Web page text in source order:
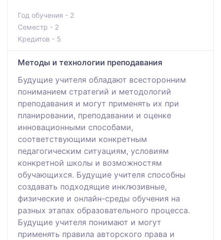
Год обучения - 2
Семестр - 2
Кредитов - 5
Методы и технологии преподавания
Будущие учителя обладают всесторонним
пониманием стратегий и методологий
преподавания и могут применять их при
планировании, преподавании и оценке
инновационными способами,
соответствующими конкретным
педагогическим ситуациям, условиям
конкретной школы и возможностям
обучающихся. Будущие учителя способны
создавать подходящие инклюзивные,
физические и онлайн-среды обучения на
разных этапах образовательного процесса.
Будущие учителя понимают и могут
применять правила авторского права и